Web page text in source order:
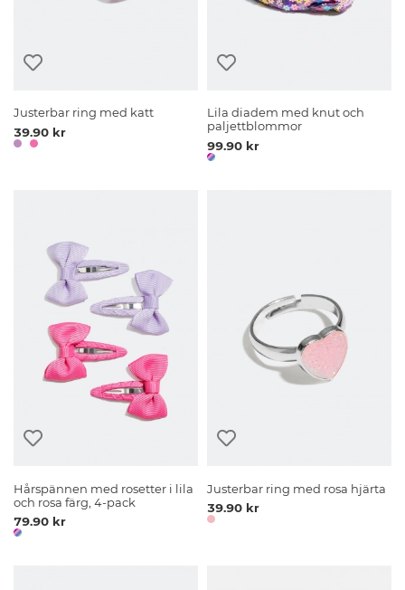
Justerbar ring med katt
39.90 kr
Lila diadem med knut och
paljettblommor
99.90 kr
Hårspännen med rosetter i lila
och rosa färg, 4-pack
79.90 kr
Justerbar ring med rosa hjärta
39.90 kr